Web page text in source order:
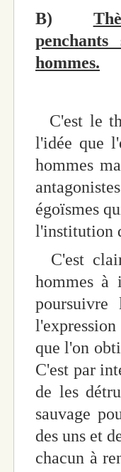
B)
hommes.
C'est le
l'idée que
hommes
égoïsmes
l'institution
C'est
hommes à
que l'on
C'est par
de les
sauvage
des uns et
chacun à